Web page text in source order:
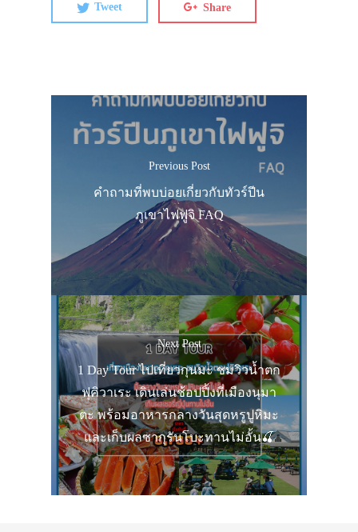
Tweet Share
Previous Post
คำถามที่พบบ่อยเกี่ยวกับทัวร์ปีน
ภูเขาไฟฟูจิ FAQ
Next Post
1 Day Tour ไปเที่ยวกุนมะ ชมวิวน้ำตก
ฟุคิวาเระ เดินเล่นช้อปปิ้งที่เมืองนุมา
ตะ พร้อมอาหารกลางวันสุดหรูปูหิมะ
และเก็บผลซากุรันโบะทานไม่อั้น🍒